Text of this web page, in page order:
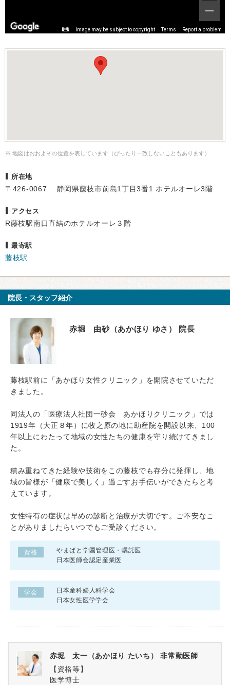
Image may be subject to copyright Terms Report a problem
※ 地図はおおよその位置を表しています（ぴったり一致しないこともあります）
所在地
〒426-0067 静岡県藤枝市前島1丁目3番1 ホテルオーレ3階
アクセス
R藤枝駅南口直結のホテルオーレ３階
最寄駅
藤枝駅
院長・スタッフ紹介
赤堀 由砂（あかほり ゆさ） 院長
藤枝駅前に「あかほり女性クリニック」を開院させていただ
きました。
同法人の「医療法人社団一砂会 あかほりクリニック」では
1919年（大正８年）に牧之原の地に助産院を開設以来、100
年以上にわたって地域の女性たちの健康を守り続けてきまし
た。
積み重ねてきた経験や技術をこの藤枝でも存分に発揮し、地
域の皆様が「健康で美しく」過ごすお手伝いができたらと考
えています。
女性特有の症状は早めの診断と治療が大切です。ご不安なこ
とがありましたらいつでもご受診ください。
資格
やまばと学園管理医・嘱託医
日本医師会認定産業医
学会
日本産科婦人科学会
日本女性医学学会
赤堀 太一（あかほり たいち） 非常勤医師
【資格等】
医学博士